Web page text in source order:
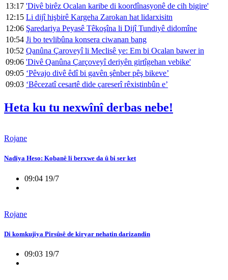
13:17 'Divê birêz Ocalan karibe di koordînasyonê de cih bigire'
12:15 Li dijî hişbirê Kargeha Zarokan hat lidarxisitn
12:06 Şaredariya Peyasê Têkoşîna li Dijî Tundiyê didomîne
10:54 Ji bo tevlibûna konsera ciwanan bang
10:52 Qanûna Çaroveyî li Meclisê ye: Em bi Ocalan bawer in
09:06 'Divê Qanûna Çarçoveyî deriyên girtîgehan vebike'
09:05 ‘Pêvajo divê êdî bi gavên şênber pêş bikeve’
09:03 ‘Bêcezatî cesartê dide çareserî rêxistinbûn e’
Heta ku tu nexwînî derbas nebe!
Rojane
Nadiya Heso: Kobanê li berxwe da û bi ser ket
09:04 19/7
Rojane
Di komkujiya Pirsûsê de kiryar nehatin darizandin
09:03 19/7